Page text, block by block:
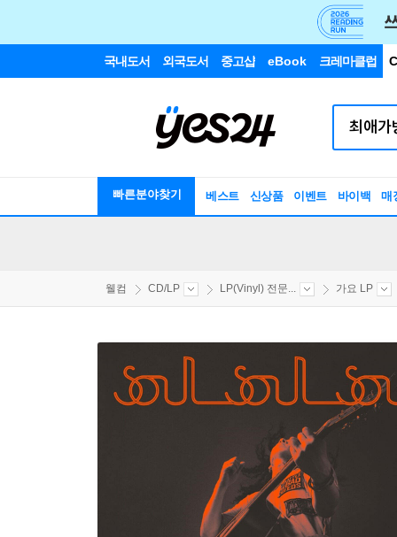
국내도서 외국도서 중고샵 eBook 크레마클럽
빠른분야찾기 베스트 신상품 이벤트 바이백 매
웰컴 CD/LP LP(Vinyl) 전문... 가요 LP